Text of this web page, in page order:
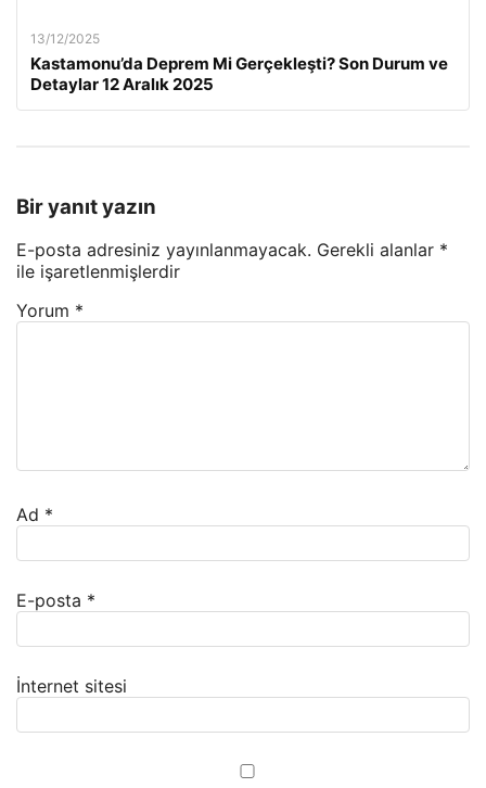
13/12/2025
Kastamonu’da Deprem Mi Gerçekleşti? Son Durum ve
Detaylar 12 Aralık 2025
Bir yanıt yazın
E-posta adresiniz yayınlanmayacak. Gerekli alanlar *
ile işaretlenmişlerdir
Yorum *
Ad *
E-posta *
İnternet sitesi